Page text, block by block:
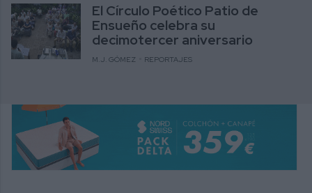
El Círculo Poético Patio de
Ensueño celebra su
decimotercer aniversario
M.J. GÓMEZ REPORTAJES